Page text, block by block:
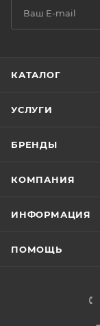
КАТАЛОГ
УСЛУГИ
БРЕНДЫ
КОМПАНИЯ
ИНФОРМАЦИЯ
ПОМОЩЬ